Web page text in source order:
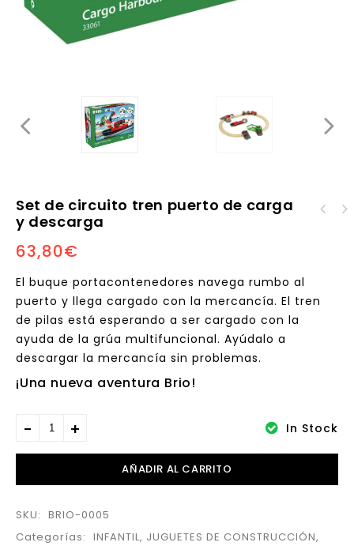
Set de circuito tren puerto de carga
y descarga
63,80€
El buque portacontenedores navega rumbo al
puerto y llega cargado con la mercancía. El tren
de pilas está esperando a ser cargado con la
ayuda de la grúa multifuncional. Ayúdalo a
descargar la mercancía sin problemas.
¡Una nueva aventura Brio!
In Stock
AÑADIR AL CARRITO
SKU: BRIO-0005
Categorías: INFANTIL, JUGUETES DE CONSTRUCCIÓN,